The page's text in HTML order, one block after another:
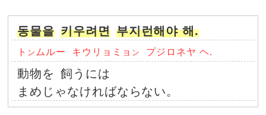
동물을 키우려면 부지런해야 해.
ト ン ムルー キウリョミョ ン プジロネヤ ヘ.
動物を 飼うには
まめじゃなければならない。